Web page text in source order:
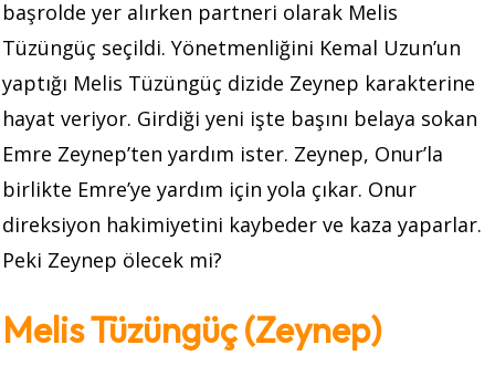
başrolde yer alırken partneri olarak Melis
Tüzüngüç seçildi. Yönetmenliğini Kemal Uzun’un
yaptığı Melis Tüzüngüç dizide Zeynep karakterine
hayat veriyor. Girdiği yeni işte başını belaya sokan
Emre Zeynep’ten yardım ister. Zeynep, Onur’la
birlikte Emre’ye yardım için yola çıkar. Onur
direksiyon hakimiyetini kaybeder ve kaza yaparlar.
Peki Zeynep ölecek mi?
Melis Tüzüngüç (Zeynep)